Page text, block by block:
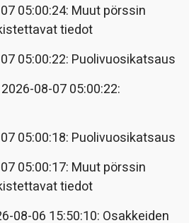
05:00:24: Muut pörssin
tiedot
05:00:22: Puolivuosikatsaus
08-07 05:00:22:
05:00:18: Puolivuosikatsaus
05:00:17: Muut pörssin
tiedot
08-06 15:50:10: Osakkeiden